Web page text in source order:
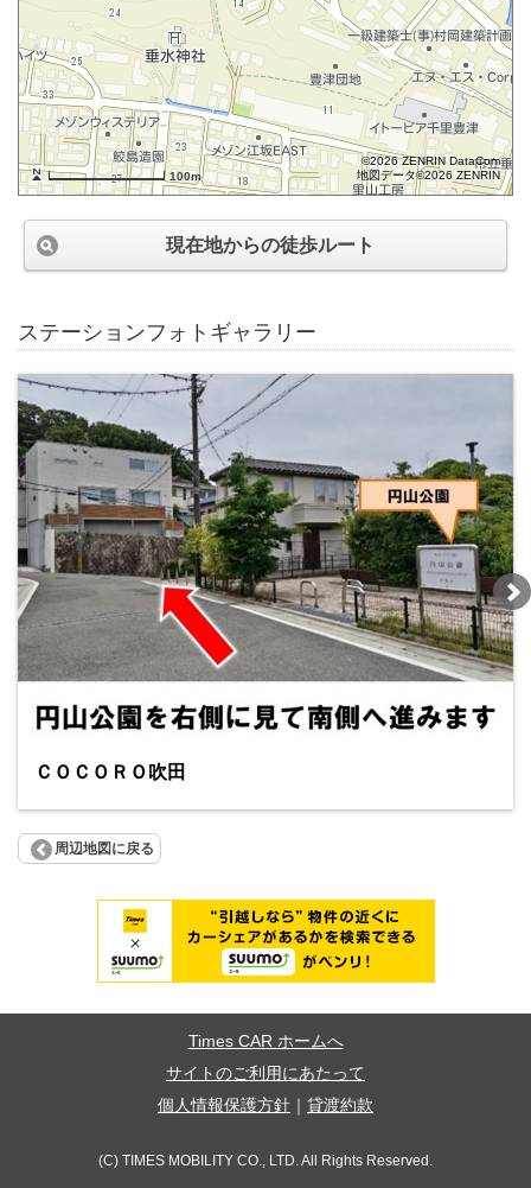
100m
©2026 ZENRIN DataCom
地図データ©2026 ZENRIN
現在地からの徒歩ルート
ステーションフォトギャラリー
ＣＯＣＯＲＯ吹田
周辺地図に戻る
Times CAR ホームへ
サイトのご利用にあたって
個人情報保護方針
貸渡約款
(C) TIMES MOBILITY CO., LTD. All Rights Reserved.